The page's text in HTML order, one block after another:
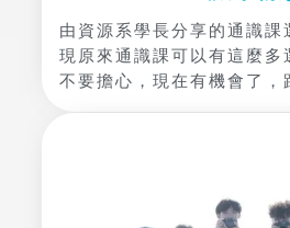
由資源系學長分享的通識課
現原來通識課可以有這麼多
不要擔心，現在有機會了，